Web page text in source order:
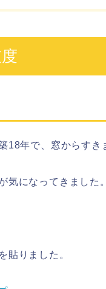
18年で、窓からすき
気になってきました
貼りました。